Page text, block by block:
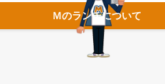
Ｍのランチについて